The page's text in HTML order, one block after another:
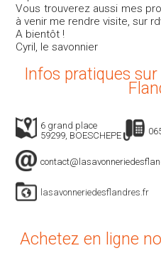
Vous trouverez aussi mes
à venir me rendre visite, sur
A bientôt !
Cyril, le savonnier
Infos pratiques
6 grand place
59299, BOESCHEPE
lasavonneriedesflandres.fr
Achetez en ligne